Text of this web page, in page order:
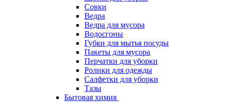
Совки
Ведра
Ведра для мусора
Водосгоны
Губки для мытья посуды
Пакеты для мусора
Перчатки для уборки
Ролики для одежды
Салфетки для уборки
Тазы
Бытовая химия